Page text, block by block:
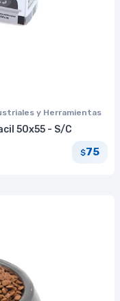
y Herramientas
50x55 - S/C
$75